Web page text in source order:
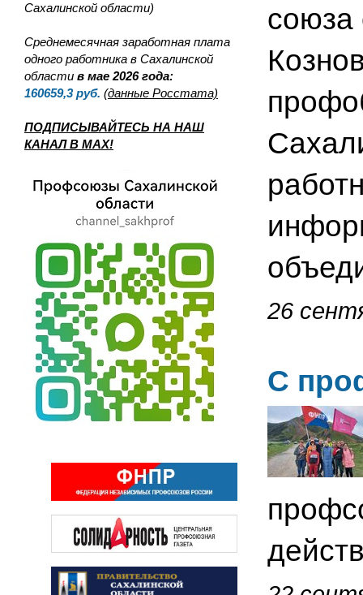
Сахалинской области)
Среднемесячная заработная плата
одного работника в Сахалинской
области в мае 2026 года:
160659,3 руб. (данные Росстата)
ПОДПИСЫВАЙТЕСЬ НА НАШ
КАНАЛ В MAX!
союза
26
С